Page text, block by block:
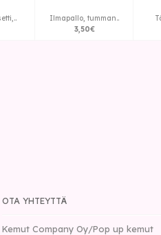
Ilmapallo, tumman..
3,50€
OTA YHTEYTTÄ
Kemut Company Oy/Pop up kemut